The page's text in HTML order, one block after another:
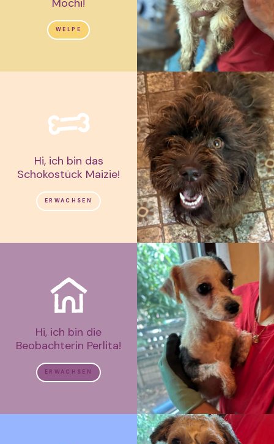
Mochi!
WELPE
Hi, ich bin das
Schokostück Maizie!
ERWACHSEN
Hi, ich bin die
Beobachterin Perlita!
ERWACHSEN